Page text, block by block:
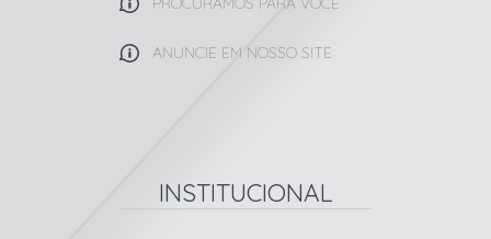
ANUNCIE EM NOSSO SITE
INSTITUCIONAL